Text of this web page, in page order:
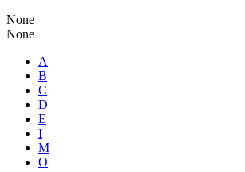
None
None
A
B
C
D
E
I
M
O